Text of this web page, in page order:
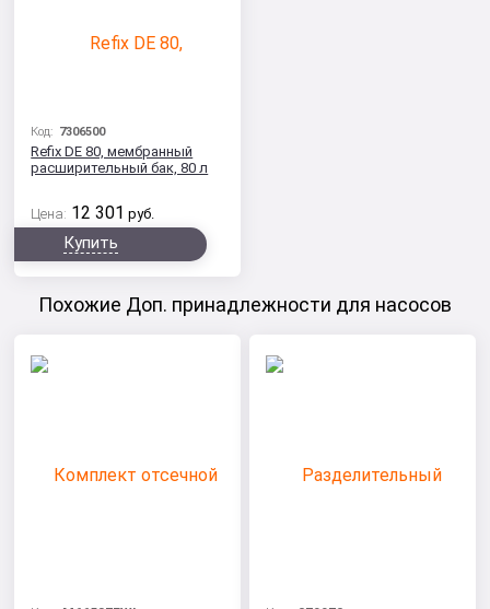
Код: 7306500
Refix DE 80, мембранный
расширительный бак, 80 л
Цена: 12 301 руб.
Купить
Похожие Доп. принадлежности для насосов